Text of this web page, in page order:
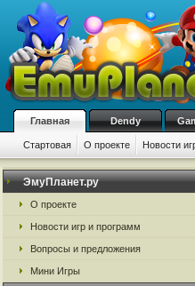
Главная Dendy
Стартовая О проекте Новости
ЭмуПланет.ру
О проекте
Новости игр и программ
Вопросы и предложения
Мини Игры